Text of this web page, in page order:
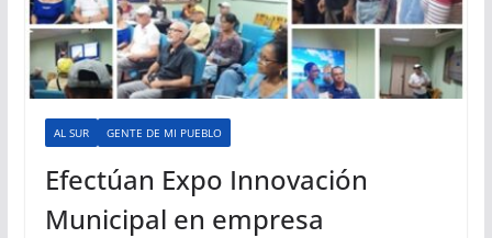
AL SUR GENTE DE MI PUEBLO
Efectúan Expo Innovación
Municipal en empresa